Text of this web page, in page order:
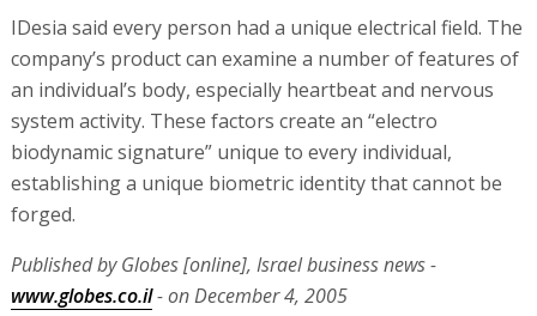
IDesia said every person had a unique electrical field. The
company’s product can examine a number of features of
an individual’s body, especially heartbeat and nervous
system activity. These factors create an “electro
biodynamic signature” unique to every individual,
establishing a unique biometric identity that cannot be
forged.
Published by Globes [online], Israel business news -
www.globes.co.il- on December 4, 2005